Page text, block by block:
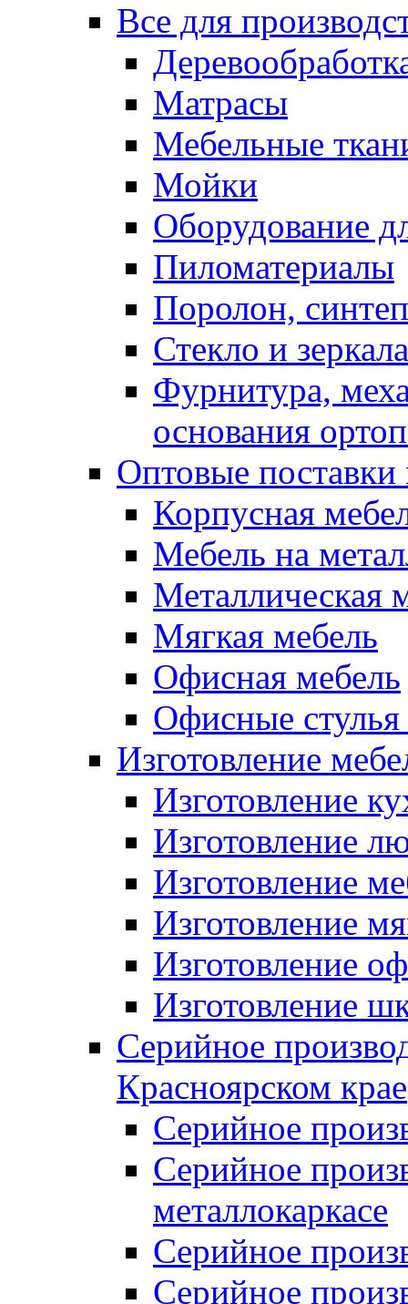
Все для
Матрасы
Мебельные
Мойки
Оборудование
Пиломатериалы
Поролон,
Стекло и зеркала
Фурнитура,
основания
Оптовые поставки
Корпусная
Мебель на
Металлическая
Мягкая мебель
Офисная мебель
Офисные стулья
Изготовление
Изготовление
Изготовление
Изготовление
Изготовление
Изготовление
Изготовление
Серийное
Красноярском крае
Серийное
Серийное
металлокаркасе
Серийное
Серийное